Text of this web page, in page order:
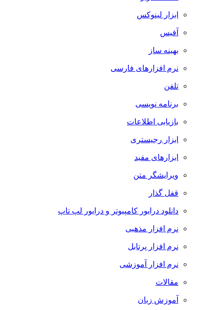
ابزار لینوکس
آفیس
بهینه ساز
نرم افزارهای فارسی
تلفن
برنامه نویسی
بازیابی اطلاعات
ابزار رجیستری
ابزارهای مفید
ویرایشگر متن
قفل گذار
دانلود درایور کامپیوتر و درایور لپ تاپ
نرم افزار مذهبی
نرم افزار پرتابل
نرم افزار آموزشی
مقالات
آموزش زبان